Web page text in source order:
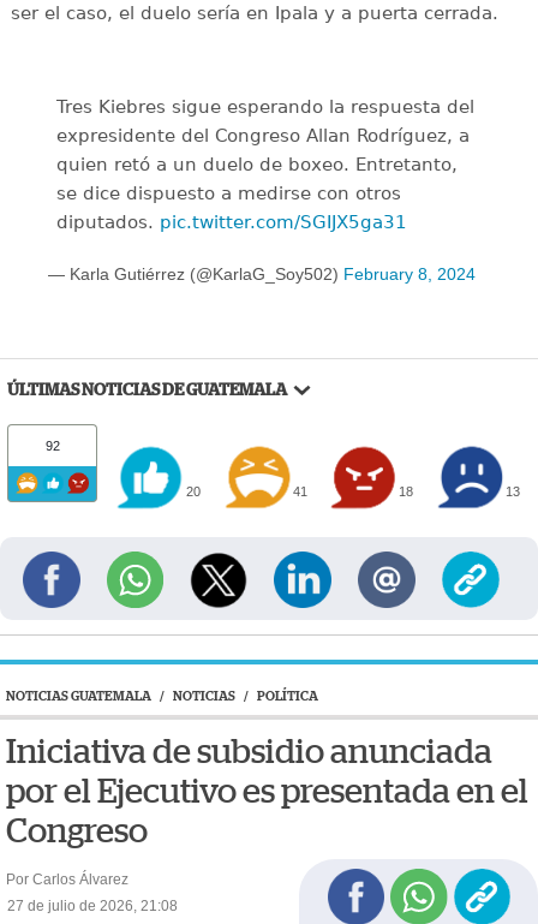
ser el caso, el duelo sería en Ipala y a puerta cerrada.
Tres Kiebres sigue esperando la respuesta del
expresidente del Congreso Allan Rodríguez, a
quien retó a un duelo de boxeo. Entretanto,
se dice dispuesto a medirse con otros
diputados. pic.twitter.com/SGIJX5ga31
— Karla Gutiérrez (@KarlaG_Soy502) February 8, 2024
ÚLTIMAS NOTICIAS DE GUATEMALA
92
20 41 18 13
NOTICIAS GUATEMALA / NOTICIAS / POLÍTICA
Iniciativa de subsidio anunciada
por el Ejecutivo es presentada en el
Congreso
Por Carlos Álvarez
27 de julio de 2026, 21:08